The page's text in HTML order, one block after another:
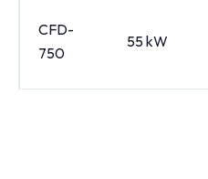
CFD-
750
55 kW